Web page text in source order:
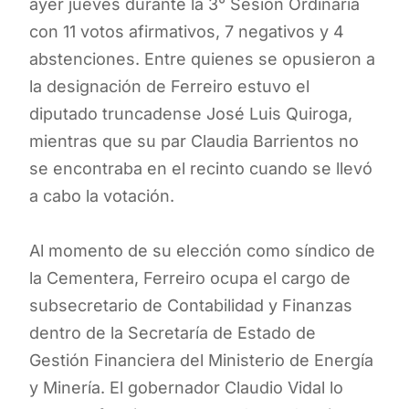
ayer jueves durante la 3° Sesión Ordinaria
con 11 votos afirmativos, 7 negativos y 4
abstenciones. Entre quienes se opusieron a
la designación de Ferreiro estuvo el
diputado truncadense José Luis Quiroga,
mientras que su par Claudia Barrientos no
se encontraba en el recinto cuando se llevó
a cabo la votación.
Al momento de su elección como síndico de
la Cementera, Ferreiro ocupa el cargo de
subsecretario de Contabilidad y Finanzas
dentro de la Secretaría de Estado de
Gestión Financiera del Ministerio de Energía
y Minería. El gobernador Claudio Vidal lo